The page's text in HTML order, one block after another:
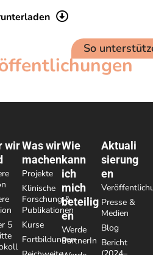
wir
5
Was wir
machen
Projekte
Klinische
Forschung &
Publikationen
Kurse
Fortbildungen
Wie
kann
ich
mich
beteilig
en
Werde
PartnerIn
Aktuali
sierung
en
Presse &
Medien
Blog
Bericht
So